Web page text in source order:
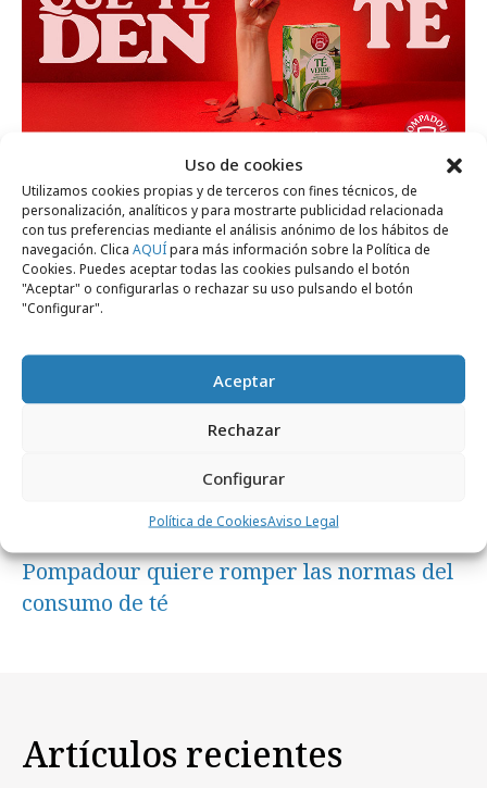
Uso de cookies
Utilizamos cookies propias y de terceros con fines técnicos, de
personalización, analíticos y para mostrarte publicidad relacionada
con tus preferencias mediante el análisis anónimo de los hábitos de
navegación. Clica AQUÍpara más información sobre la Política de
Cookies. Puedes aceptar todas las cookies pulsando el botón
"Aceptar" o configurarlas o rechazar su uso pulsando el botón
"Configurar".
Aceptar
Rechazar
Configurar
Política de CookiesAviso Legal
miércoles, 8 de julio 2026
Que te den té. Pompadour rompe las reglas
Campañas
Pompadour quiere romper las normas del
consumo de té
Artículos recientes